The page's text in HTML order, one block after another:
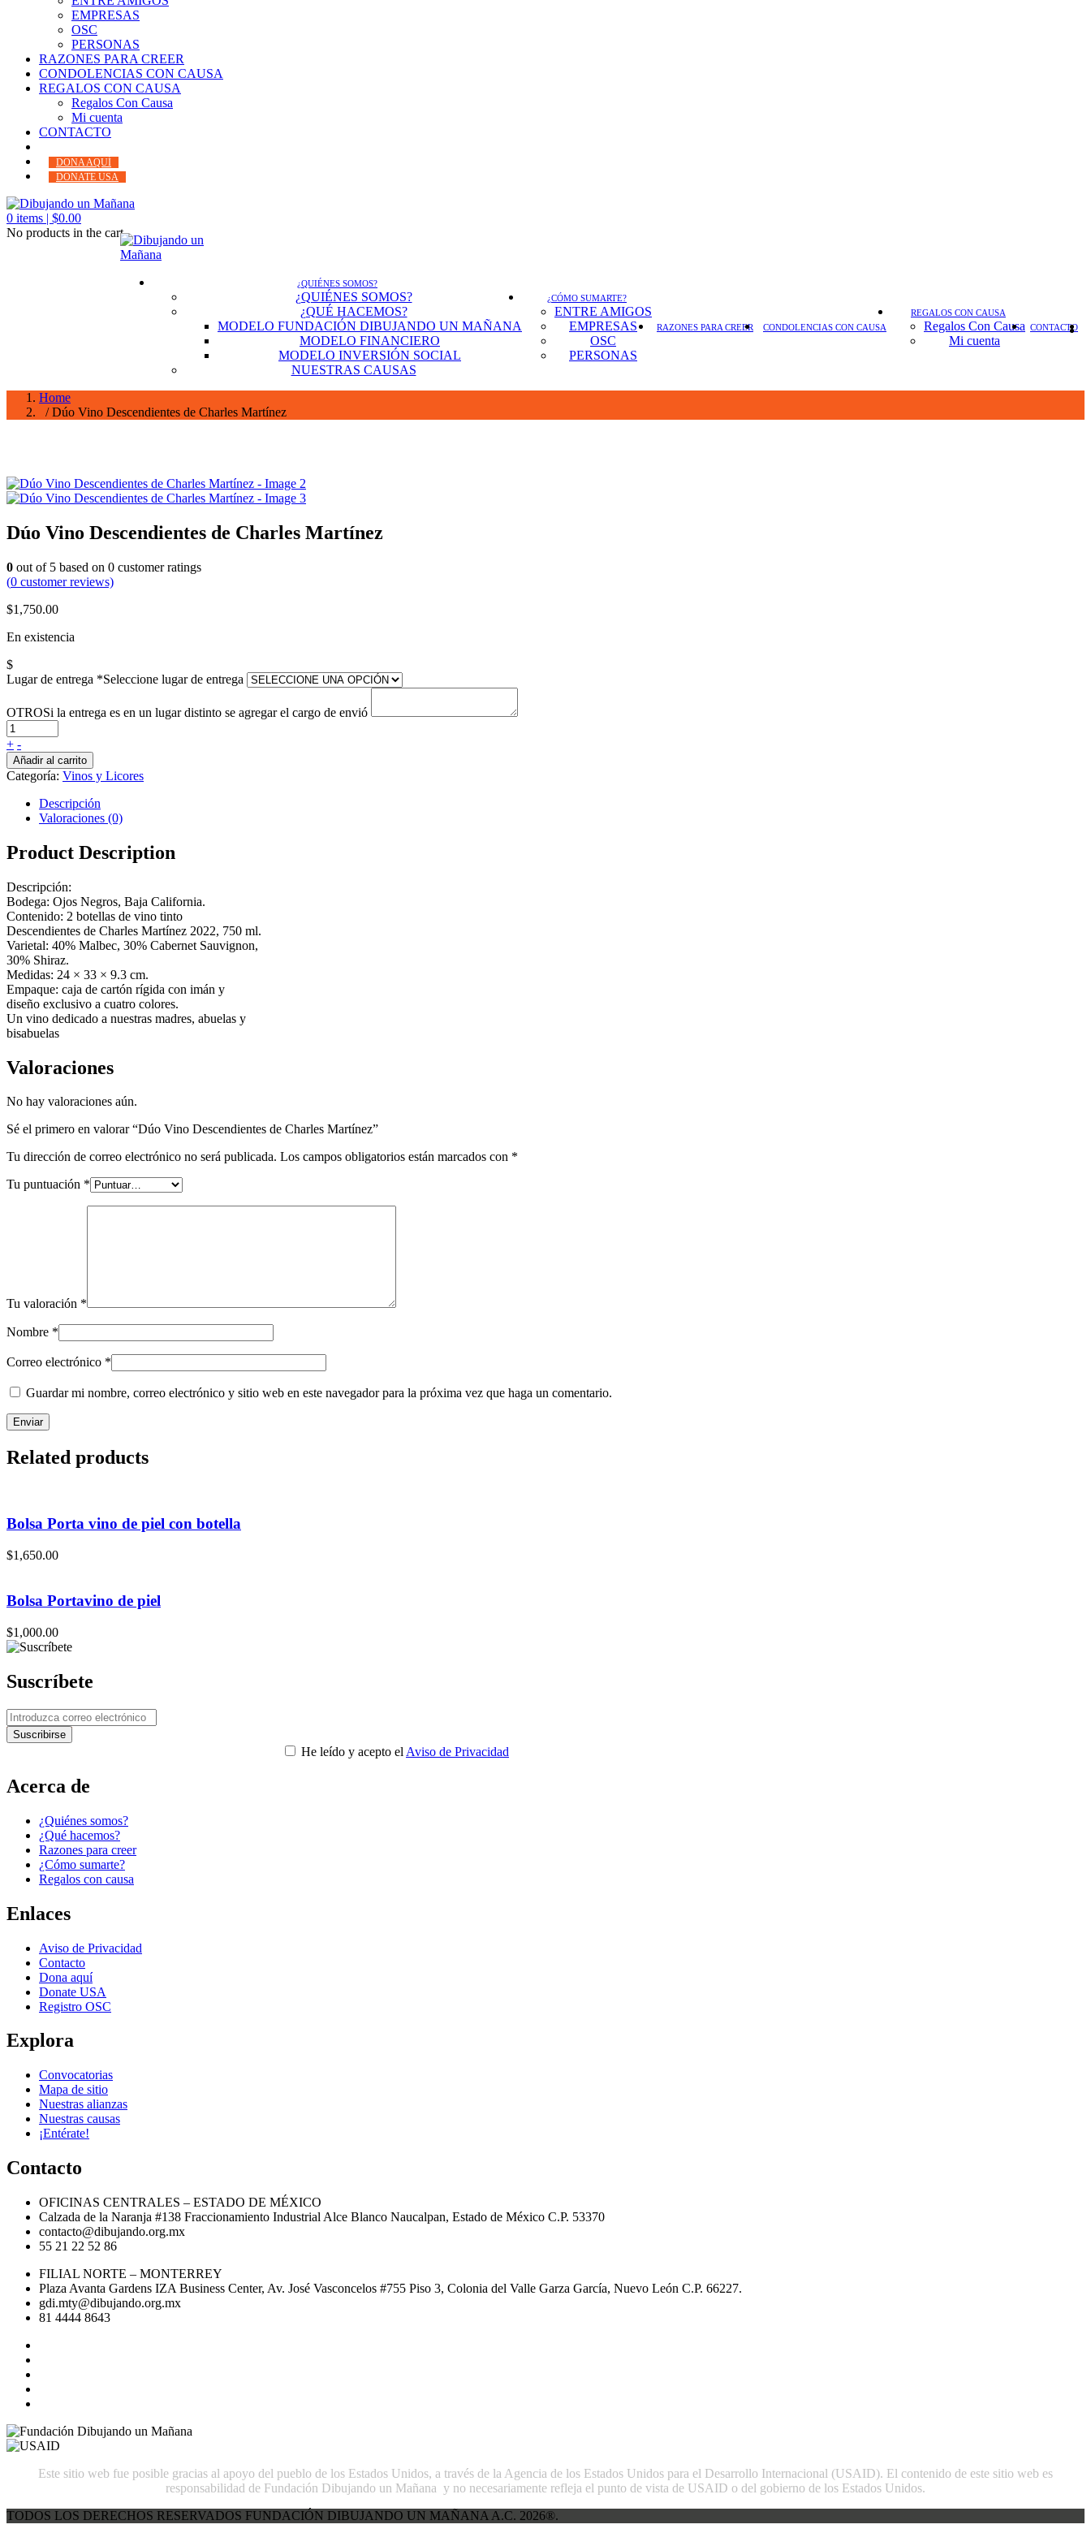
EMPRESAS
OSC
PERSONAS
RAZONES PARA CREER
CONDOLENCIAS CON CAUSA
REGALOS CON CAUSA
Regalos Con Causa
Mi cuenta
CONTACTO
DONA AQUÍ
DONATE USA
0 items | $0.00
No products in the cart.
¿QUIÉNES SOMOS?
¿QUIÉNES SOMOS?
¿QUÉ HACEMOS?
MODELO FUNDACIÓN DIBUJANDO UN MAÑANA
MODELO FINANCIERO
MODELO INVERSIÓN SOCIAL
NUESTRAS CAUSAS
¿CÓMO SUMARTE?
ENTRE AMIGOS
EMPRESAS
OSC
PERSONAS
RAZONES PARA CREER CONDOLENCIAS CON CAUSA
REGALOS CON CAUSA
Regalos Con Causa
Mi cuenta
CONTACTO
Home
/ Dúo Vino Descendientes de Charles Martínez
Dúo Vino Descendientes de Charles Martínez
0 out of 5 based on 0 customer ratings
(0 customer reviews)
$1,750.00
En existencia
$
Lugar de entrega *Seleccione lugar de entrega
OTROSi la entrega es en un lugar distinto se agregar el cargo de envió
+ -
Añadir al carrito
Categoría: Vinos y Licores
Descripción
Valoraciones (0)
Product Description
Descripción:
Bodega: Ojos Negros, Baja California.
Contenido: 2 botellas de vino tinto
Descendientes de Charles Martínez 2022, 750 ml.
Varietal: 40% Malbec, 30% Cabernet Sauvignon,
30% Shiraz.
Medidas: 24 × 33 × 9.3 cm.
Empaque: caja de cartón rígida con imán y
diseño exclusivo a cuatro colores.
Un vino dedicado a nuestras madres, abuelas y
bisabuelas
Valoraciones
No hay valoraciones aún.
Sé el primero en valorar “Dúo Vino Descendientes de Charles Martínez”
Tu dirección de correo electrónico no será publicada. Los campos obligatorios están marcados con *
Tu puntuación *
Tu valoración *
Nombre *
Correo electrónico *
Guardar mi nombre, correo electrónico y sitio web en este navegador para la próxima vez que haga un comentario.
Related products
Bolsa Porta vino de piel con botella
$1,650.00
Bolsa Portavino de piel
$1,000.00
Suscríbete
He leído y acepto el Aviso de Privacidad
Acerca de
¿Quiénes somos?
¿Qué hacemos?
Razones para creer
¿Cómo sumarte?
Regalos con causa
Enlaces
Aviso de Privacidad
Contacto
Dona aquí
Donate USA
Registro OSC
Explora
Convocatorias
Mapa de sitio
Nuestras alianzas
Nuestras causas
¡Entérate!
Contacto
OFICINAS CENTRALES – ESTADO DE MÉXICO
Calzada de la Naranja #138 Fraccionamiento Industrial Alce Blanco Naucalpan, Estado de México C.P. 53370
contacto@dibujando.org.mx
55 21 22 52 86
FILIAL NORTE – MONTERREY
Plaza Avanta Gardens IZA Business Center, Av. José Vasconcelos #755 Piso 3, Colonia del Valle Garza García, Nuevo León C.P. 66227.
gdi.mty@dibujando.org.mx
81 4444 8643
Este sitio web fue posible gracias al apoyo del pueblo de los Estados Unidos, a través de la Agencia de los Estados Unidos para el Desarrollo Internacional (USAID). El contenido de este sitio web es
responsabilidad de Fundación Dibujando un Mañana y no necesariamente refleja el punto de vista de USAID o del gobierno de los Estados Unidos.
TODOS LOS DERECHOS RESERVADOS FUNDACIÓN DIBUJANDO UN MAÑANA A.C. 2026®.